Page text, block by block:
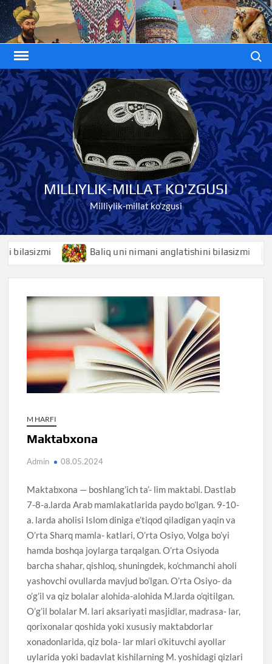
Skip
to
content
MILLIYLIK-MILLAT KO'ZGUSI
Milliylik-millat ko'zgusi
Baliq uni nimani anglatishini bilasizmi
M HARFI
Maktabxona
Admin 08.05.2024
Maktabxona — boshlang’ich ta’- lim maktabi. Dastlab
7-8-a.larda Arab mamlakatlarida paydo bo’lgan. 9-10-
a. larda aholisi Islom diniga e’tiqod qiladigan yaqin va
O’rta Sharq mamla- katlari, O’rta Osiyo, Volga bo’yi
hamda boshqa joylarga tarqalgan. O’rta Osiyoda
barcha shahar, qishloq, shuningdek, ko’chmanchi aholi
yashovchi ovullarda mavjud bo’lgan. O’rta Osiyo- da
o’g’il va qiz bolalar alohida-alohida M.larda o’qitilgan.
O’g’il bolalar M. lari aksariyati masjidlar, madrasa- lar,
qorixonalar qoshida yoki xususiy maktabdorlar
xonadonlarida, qiz bola- lar mlari o’kituvchi ayollar
uylarida yoki badavlat kishilarning M. yoshidagi qizlari